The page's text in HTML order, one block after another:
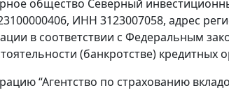
общество Северный
ИНН 3123007058, адрес
в соответствии с Федеральным
(банкротстве) кредитных
“Агентство по страхованию